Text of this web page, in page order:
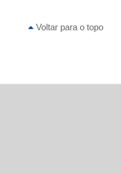
Voltar para o topo